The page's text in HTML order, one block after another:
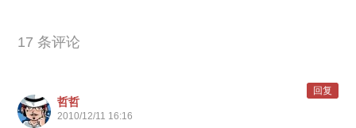
17 条评论
哲哲
2010/12/11 16:16
回复